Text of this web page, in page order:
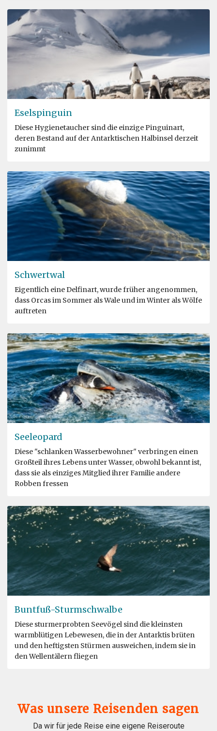
Eselspinguin
Diese Hygienetaucher sind die einzige Pinguinart,
deren Bestand auf der Antarktischen Halbinsel derzeit
zunimmt
Schwertwal
Eigentlich eine Delfinart, wurde früher angenommen,
dass Orcas im Sommer als Wale und im Winter als Wölfe
auftreten
Seeleopard
Diese "schlanken Wasserbewohner" verbringen einen
Großteil ihres Lebens unter Wasser, obwohl bekannt ist,
dass sie als einziges Mitglied ihrer Familie andere
Robben fressen
Buntfuß-Sturmschwalbe
Diese sturmerprobten Seevögel sind die kleinsten
warmblütigen Lebewesen, die in der Antarktis brüten
und den heftigsten Stürmen ausweichen, indem sie in
den Wellentälern fliegen
Was unsere Reisenden sagen
Da wir für jede Reise eine eigene Reiseroute